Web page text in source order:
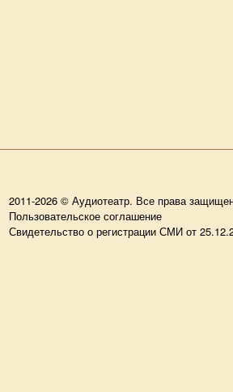
2011-2026 © Аудиотеатр. Все права
Пользовательское соглашение
Свидетельство о регистрации СМИ от